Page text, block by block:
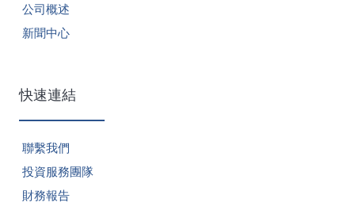
公司概述
新聞中心
快速連結
聯繫我們
投資服務團隊
財務報告